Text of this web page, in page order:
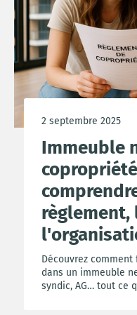
2 septembre 2025
Immeuble
règlement,
Découvrez
dans un immeuble
syndic, AG… tout ce